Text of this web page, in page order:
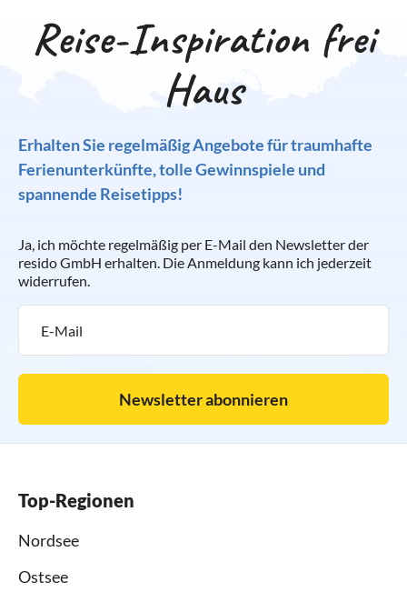
Reise-Inspiration frei
Haus
Erhalten Sie regelmäßig Angebote für traumhafte
Ferienunterkünfte, tolle Gewinnspiele und
spannende Reisetipps!
Ja, ich möchte regelmäßig per E-Mail den Newsletter der
resido GmbH erhalten. Die Anmeldung kann ich jederzeit
widerrufen.
Newsletter abonnieren
Top-Regionen
Nordsee
Ostsee